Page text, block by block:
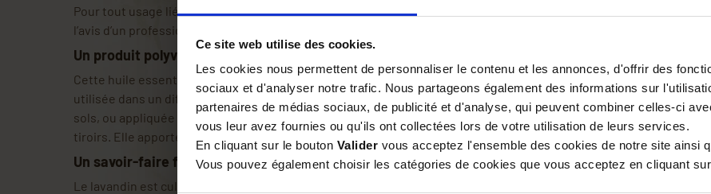
Ce site web utilise des cookies.
Les cookies nous permettent de personnaliser le contenu et les annonces, d'offrir des
sociaux et d'analyser notre trafic. Nous partageons également des informations sur
partenaires de médias sociaux, de publicité et d'analyse, qui peuvent combiner celles-ci
vous leur avez fournies ou qu'ils ont collectées lors de votre utilisation de leurs services.
En cliquant sur le bouton Valider vous acceptez l'ensemble des cookies de notre site ainsi
Vous pouvez également choisir les catégories de cookies que vous acceptez en cliquant
Pour tout usage lié au bien-être ou à la peau, il est recommandé de demander
l’avis d’un professionnel afin d’obtenir des conseils adaptés.
Un produit polyvalent pour la maison
Cette huile essentielle est également adaptée à l’ usage ménager
utilisée dans un diffuseur, diluée dans l’eau de nettoyage pour parfumer les
sols, ou appliquée sur un sachet de fleurs de lavande pour parfumer placards et
tiroirs. Elle apporte ainsi une ambiance typiquement provençale dans l’intérieur.
Un savoir-faire familial en Provence
Le lavandin est cultivé par une exploitation familiale installée depuis 1976 à